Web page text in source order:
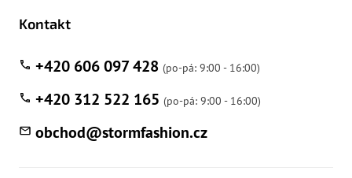
Kontakt
obchod@stormfashion.cz
+420 606 097 428
+420 312 522 165